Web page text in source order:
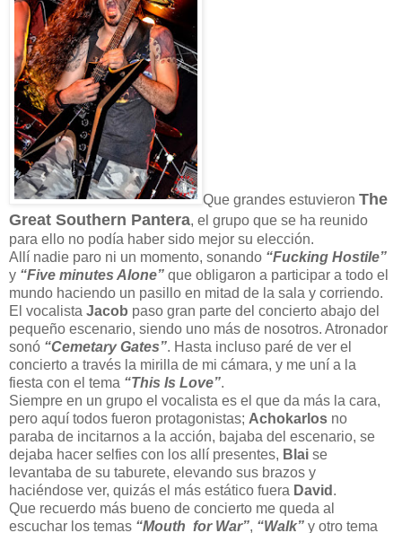
Que grandes estuvieron The
Great Southern Pantera, el grupo que se ha reunido
para ello no podía haber sido mejor su elección.
Allí nadie paro ni un momento, sonando “Fucking Hostile”
y “Five minutes Alone” que obligaron a participar a todo el
mundo haciendo un pasillo en mitad de la sala y corriendo.
El vocalista Jacob paso gran parte del concierto abajo del
pequeño escenario, siendo uno más de nosotros. Atronador
sonó “Cemetary Gates”. Hasta incluso paré de ver el
concierto a través la mirilla de mi cámara, y me uní a la
fiesta con el tema “This Is Love”.
Siempre en un grupo el vocalista es el que da más la cara,
pero aquí todos fueron protagonistas; Achokarlos no
paraba de incitarnos a la acción, bajaba del escenario, se
dejaba hacer selfies con los allí presentes, Blai se
levantaba de su taburete, elevando sus brazos y
haciéndose ver, quizás el más estático fuera David .
Que recuerdo más bueno de concierto me queda al
escuchar los temas “Mouth for War”, “Walk” y otro tema